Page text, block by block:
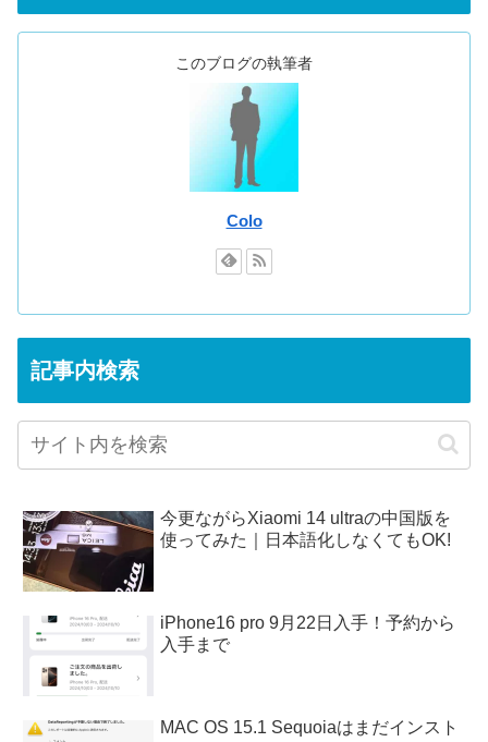
このブログの執筆者
Colo
記事内検索
今更ながらXiaomi 14 ultraの中国版を
使ってみた｜日本語化しなくてもOK!
iPhone16 pro 9月22日入手！予約から
入手まで
MAC OS 15.1 Sequoiaはまだインスト